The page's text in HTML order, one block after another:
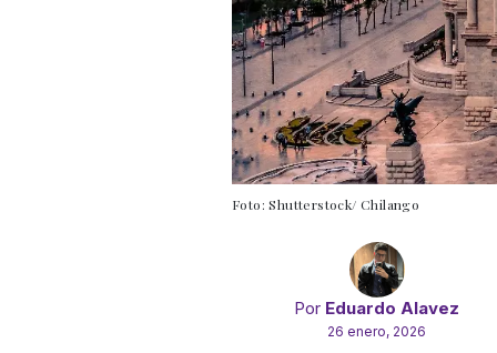
Foto: Shutterstock/ Chilango
Por Eduardo Alavez
26 enero, 2026